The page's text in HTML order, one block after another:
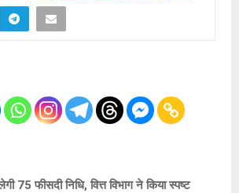
75 फीसदी निधि, वित्त विभाग ने किया स्पष्ट